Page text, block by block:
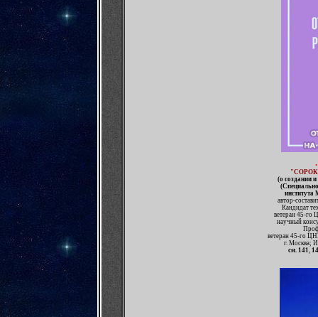
•
"
(о создании
автор-
Кандидат
ветеран 45-го
научный
ветеран 45-го
г. Москва;
см. 141,